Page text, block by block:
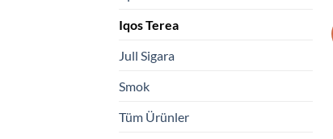
Iqos Terea
Jull Sigara
Smok
Tüm Ürünler